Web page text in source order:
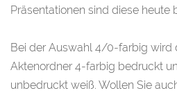
Präsentationen sind diese heute
Bei der Auswahl 4/0-farbig wird
Aktenordner 4-farbig bedruckt
unbedruckt weiß. Wollen Sie